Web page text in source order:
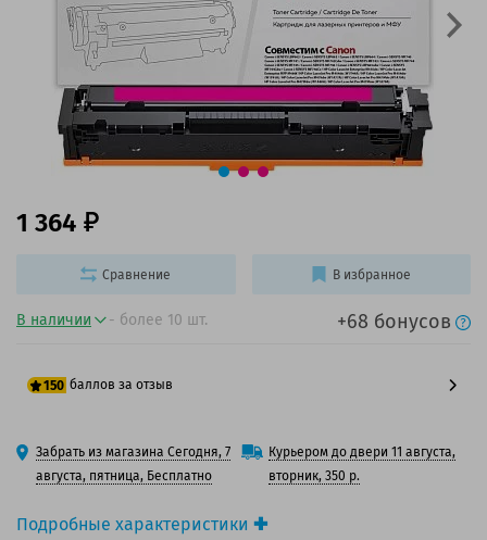
Подробные характеристики
В наличии - более 10 шт. +68 бонусов
1 364
150 баллов за отзыв
125 баллов
150 баллов
Забрать из магазина Сегодня, 7
августа, пятница, Бесплатно
Курьером до двери 11 августа,
вторник, 350 р.
Сравнение В избранное